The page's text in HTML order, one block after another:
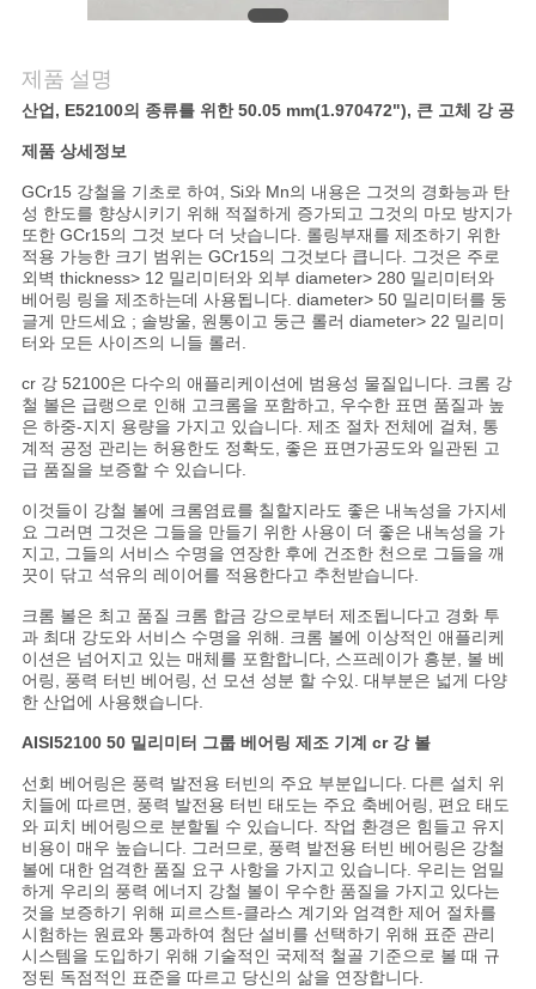
뉴
스
사
이
트
맵
PRIVACY
POLICY
제품 설명
산업, E52100의 종류를 위한 50.05 mm(1.970472"), 큰 고체 강 공
제품 상세정보
GCr15 강철을 기초로 하여, Si와 Mn의 내용은 그것의 경화능과 탄
성 한도를 향상시키기 위해 적절하게 증가되고 그것의 마모 방지가
또한 GCr15의 그것 보다 더 낫습니다. 롤링부재를 제조하기 위한
적용 가능한 크기 범위는 GCr15의 그것보다 큽니다. 그것은 주로
외벽 thickness> 12 밀리미터와 외부 diameter> 280 밀리미터와
베어링 링을 제조하는데 사용됩니다. diameter> 50 밀리미터를 둥
글게 만드세요 ; 솔방울, 원통이고 둥근 롤러 diameter> 22 밀리미
터와 모든 사이즈의 니들 롤러.
cr 강 52100은 다수의 애플리케이션에 범용성 물질입니다. 크롬 강
철 볼은 급랭으로 인해 고크롬을 포함하고, 우수한 표면 품질과 높
은 하중-지지 용량을 가지고 있습니다. 제조 절차 전체에 걸쳐, 통
계적 공정 관리는 허용한도 정확도, 좋은 표면가공도와 일관된 고
급 품질을 보증할 수 있습니다.
이것들이 강철 볼에 크롬염료를 칠할지라도 좋은 내녹성을 가지세
요 그러면 그것은 그들을 만들기 위한 사용이 더 좋은 내녹성을 가
지고, 그들의 서비스 수명을 연장한 후에 건조한 천으로 그들을 깨
끗이 닦고 석유의 레이어를 적용한다고 추천받습니다.
크롬 볼은 최고 품질 크롬 합금 강으로부터 제조됩니다고 경화 투
과 최대 강도와 서비스 수명을 위해. 크롬 볼에 이상적인 애플리케
이션은 넘어지고 있는 매체를 포함합니다, 스프레이가 흥분, 볼 베
어링, 풍력 터빈 베어링, 선 모션 성분 할 수있. 대부분은 넓게 다양
한 산업에 사용했습니다.
AISI52100 50 밀리미터 그룹 베어링 제조 기계 cr 강 볼
선회 베어링은 풍력 발전용 터빈의 주요 부분입니다. 다른 설치 위
치들에 따르면, 풍력 발전용 터빈 태도는 주요 축베어링, 편요 태도
와 피치 베어링으로 분할될 수 있습니다. 작업 환경은 힘들고 유지
비용이 매우 높습니다. 그러므로, 풍력 발전용 터빈 베어링은 강철
볼에 대한 엄격한 품질 요구 사항을 가지고 있습니다. 우리는 엄밀
하게 우리의 풍력 에너지 강철 볼이 우수한 품질을 가지고 있다는
것을 보증하기 위해 피르스트-클라스 계기와 엄격한 제어 절차를
시험하는 원료와 통과하여 첨단 설비를 선택하기 위해 표준 관리
시스템을 도입하기 위해 기술적인 국제적 철골 기준으로 볼 때 규
정된 독점적인 표준을 따르고 당신의 삶을 연장합니다.